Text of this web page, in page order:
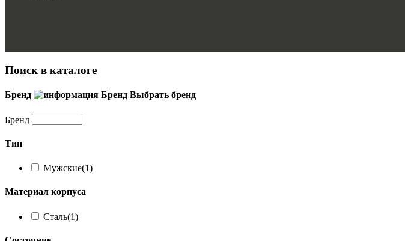
Поиск в каталоге
Бренд Бренд Выбрать бренд
Бренд
Тип
Мужские(1)
Материал корпуса
Сталь(1)